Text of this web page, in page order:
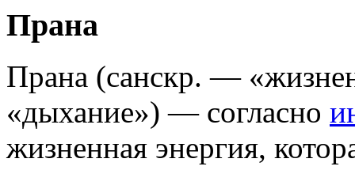
Прана
Прана (санскр. —
«дыхание») — согласно
жизненная энергия,